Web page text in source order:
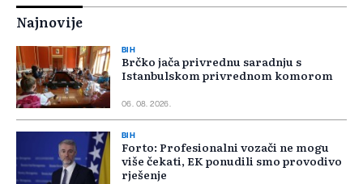
Najnovije
BIH
Brčko jača privrednu saradnju s
Istanbulskom privrednom komorom
06. 08. 2026.
BIH
Forto: Profesionalni vozači ne mogu
više čekati, EK ponudili smo provodivo
rješenje